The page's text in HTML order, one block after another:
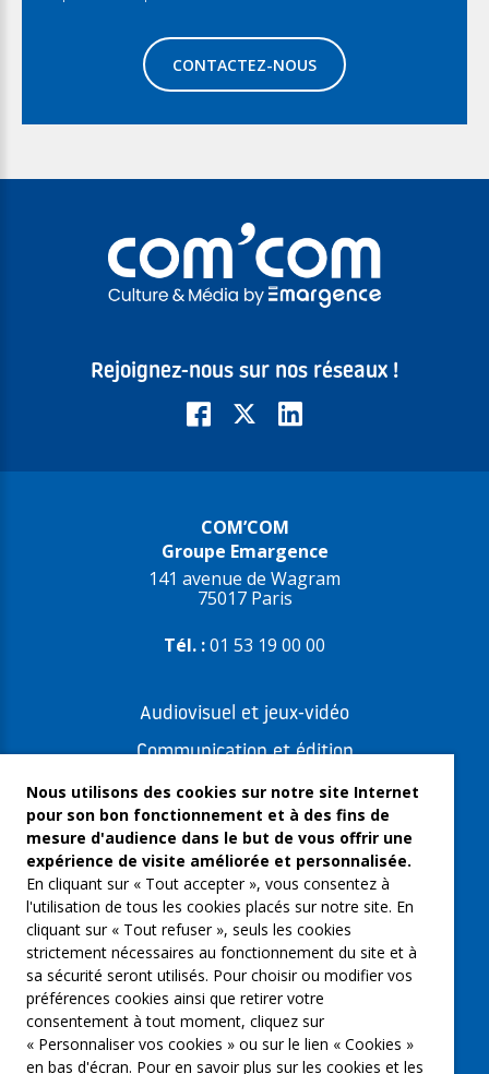
CONTACTEZ-NOUS
Rejoignez-nous sur nos réseaux !
COM’COM
Groupe Emargence
141 avenue de Wagram
75017 Paris
Tél. :01 53 19 00 00
Audiovisuel et jeux-vidéo
Communication et édition
Freelances et artistes-auteurs
Musique et spectacles
Qui sommes-nous ?
Groupe Emargence
C’moi le chef
Actualités
Contactez nous
Mentions légales
Nous utilisons des cookies sur notre site Internet
pour son bon fonctionnement et à des fins de
mesure d'audience dans le but de vous offrir une
expérience de visite améliorée et personnalisée.
En cliquant sur « Tout accepter », vous consentez à
l'utilisation de tous les cookies placés sur notre site. En
cliquant sur « Tout refuser », seuls les cookies
strictement nécessaires au fonctionnement du site et à
sa sécurité seront utilisés. Pour choisir ou modifier vos
préférences cookies ainsi que retirer votre
consentement à tout moment, cliquez sur
« Personnaliser vos cookies » ou sur le lien « Cookies »
en bas d'écran. Pour en savoir plus sur les cookies et les